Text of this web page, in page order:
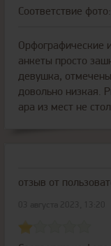
Соответствие фото:
Орфографические
анкеты просто
девушка, отмечены
довольно низкая.
ара из мест не
отзыв от